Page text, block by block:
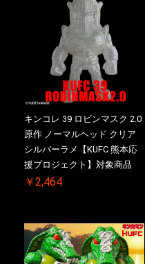
キンコレ 39 ロビンマスク 2.0
原作 ノーマルヘッド クリア
シルバーラメ【KUFC 熊本応
援プロジェクト】対象商品
￥2,464